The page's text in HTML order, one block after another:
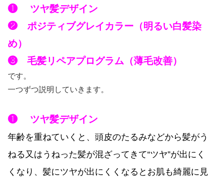
❶ ツヤ髪デザイン
❷ ポジティブグレイカラー（明るい白髪染
め）
❸ 毛髪リペアプログラム（薄毛改善）
です。
一つずつ説明していきます。
❶ ツヤ髪デザイン
年齢を重ねていくと、頭皮のたるみなどから髪がう
ねる又はうねった髪が混ざってきて“ツヤ”が出にく
くなり、髪にツヤが出にくくなるとお肌も綺麗に見